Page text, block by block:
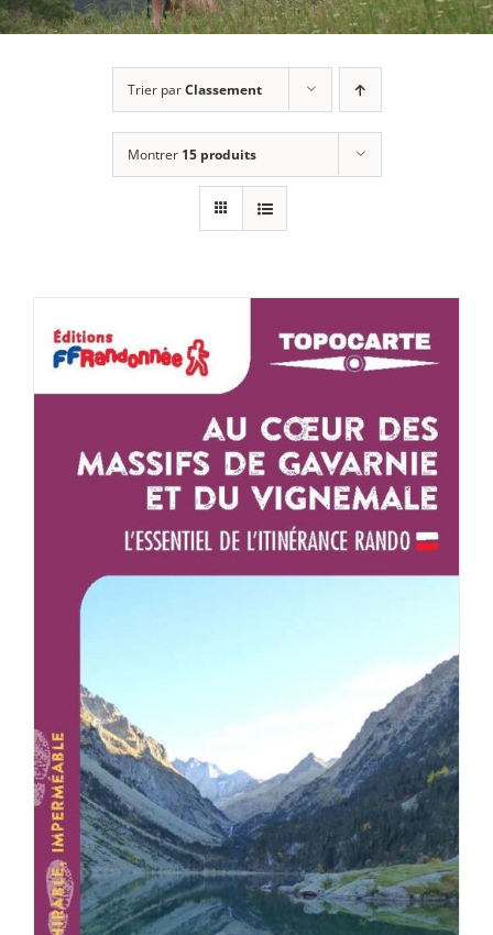
Trier parClassement
Montrer 15 produits
AJOUTER AU PANIER / DÉTAILS